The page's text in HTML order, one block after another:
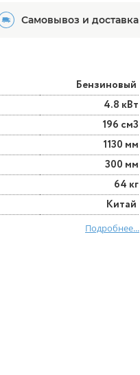
Самовывоз и доставка
Бензиновый
4.8 кВт
196 см3
1130 мм
300 мм
64 кг
Китай
Подробнее...